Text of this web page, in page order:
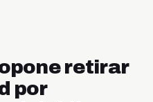
retirar
por